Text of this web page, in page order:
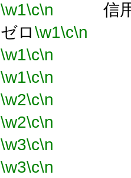
\w1\c\n 信用
ゼロ\w1\c\n
\w1\c\n
\w1\c\n
\w2\c\n
\w2\c\n
\w3\c\n
\w3\c\n